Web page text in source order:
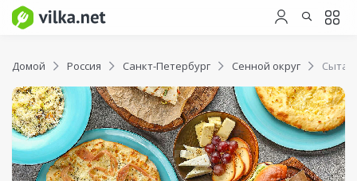
Домой Россия Санкт-Петербург Сенной округ